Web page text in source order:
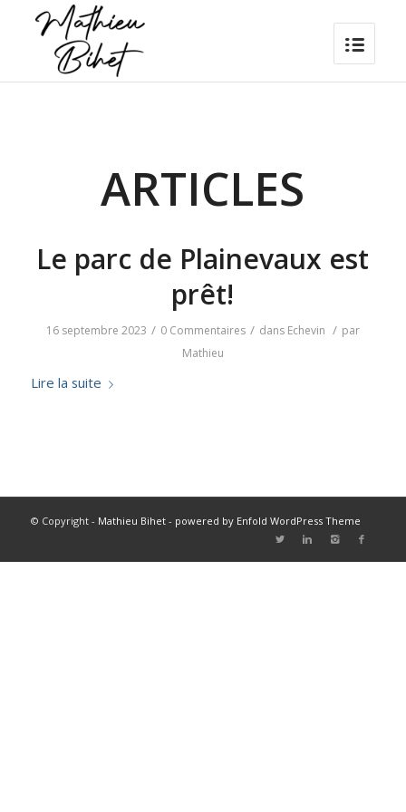
ARTICLES
Le parc de Plainevaux est
prêt!
16 septembre 2023 / 0 Commentaires / dans Echevin / par
Mathieu
Lire la suite
© Copyright - Mathieu Bihet- powered by Enfold WordPress Theme